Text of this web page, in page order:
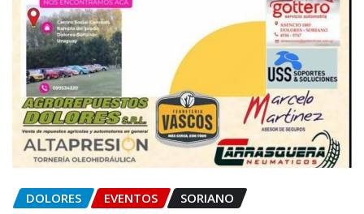
DOLORES EVENTOS SORIANO